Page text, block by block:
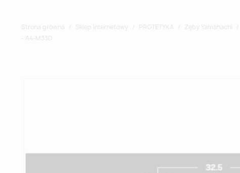
Strona główna Sklep Internetowy PROTETYKA Zęby Yamahachi
- A4-M33D